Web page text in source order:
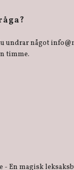
undrar något
timme.
- En magisk